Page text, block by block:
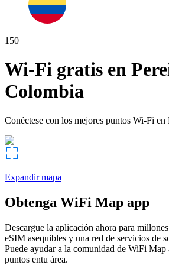
150
Wi-Fi gratis en
Colombia
Conéctese con los mejores puntos Wi-Fi en
Expandir mapa
Obtenga WiFi Map app
Descargue la aplicación ahora para
eSIM asequibles y una red de servicios de
Puede ayudar a la comunidad de WiFi Map
puntos entu área.